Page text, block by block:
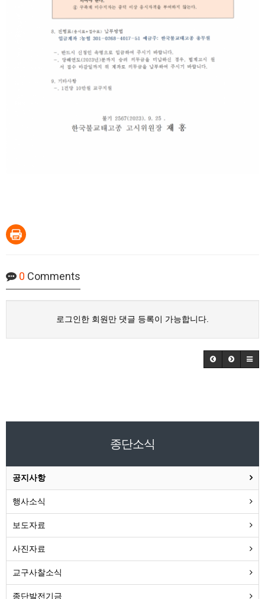
0 Comments
로그인한 회원만 댓글 등록이 가능합니다.
종단소식
공지사항
행사소식
보도자료
사진자료
교구사찰소식
종단발전기금